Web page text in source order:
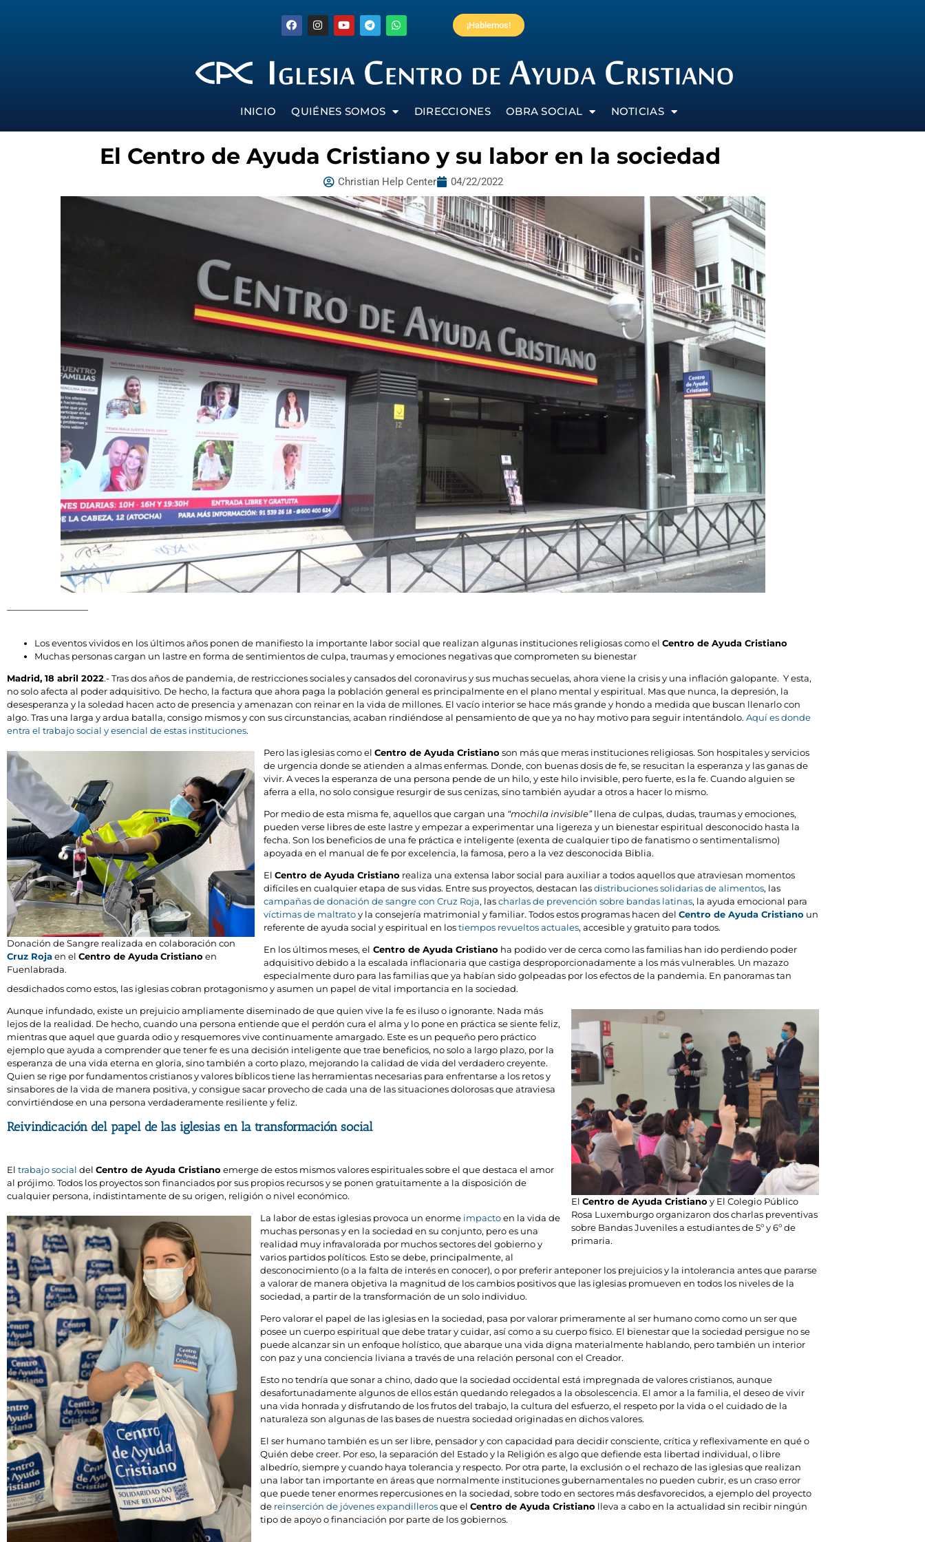
¡Hablemos!
INICIO QUIÉNES SOMOS DIRECCIONES OBRA SOCIAL NOTICIAS
El Centro de Ayuda Cristiano y su labor en la sociedad
Christian Help Center 04/22/2022
Los eventos vividos en los últimos años ponen de manifiesto la importante labor social que realizan algunas instituciones religiosas como el Centro de Ayuda Cristiano
Muchas personas cargan un lastre en forma de sentimientos de culpa, traumas y emociones negativas que comprometen su bienestar
Madrid, 18 abril 2022.- Tras dos años de pandemia, de restricciones sociales y cansados del coronavirus y sus muchas secuelas, ahora viene la crisis y una inflación galopante. Y esta,
no solo afecta al poder adquisitivo. De hecho, la factura que ahora paga la población general es principalmente en el plano mental y espiritual. Mas que nunca, la depresión, la
desesperanza y la soledad hacen acto de presencia y amenazan con reinar en la vida de millones. El vacío interior se hace más grande y hondo a medida que buscan llenarlo con
algo. Tras una larga y ardua batalla, consigo mismos y con sus circunstancias, acaban rindiéndose al pensamiento de que ya no hay motivo para seguir intentándolo. Aquí es donde
entra el trabajo social y esencial de estas instituciones.
Donación de Sangre realizada en colaboración con
Cruz Rojaen el Centro de AyudaCristiano en
Fuenlabrada.
Pero las iglesias como el Centro de Ayuda Cristiano son más que meras instituciones religiosas. Son hospitales y servicios
de urgencia donde se atienden a almas enfermas. Donde, con buenas dosis de fe, se resucitan la esperanza y las ganas de
vivir. A veces la esperanza de una persona pende de un hilo, y este hilo invisible, pero fuerte, es la fe. Cuando alguien se
aferra a ella, no solo consigue resurgir de sus cenizas, sino también ayudar a otros a hacer lo mismo.
Por medio de esta misma fe, aquellos que cargan una “mochila invisible”llena de culpas, dudas, traumas y emociones,
pueden verse libres de este lastre y empezar a experimentar una ligereza y un bienestar espiritual desconocido hasta la
fecha. Son los beneficios de una fe práctica e inteligente (exenta de cualquier tipo de fanatismo o sentimentalismo)
apoyada en el manual de fe por excelencia, la famosa, pero a la vez desconocida Biblia.
El Centro de Ayuda Cristiano realiza una extensa labor social para auxiliar a todos aquellos que atraviesan momentos
difíciles en cualquier etapa de sus vidas. Entre sus proyectos, destacan lasdistribuciones solidarias de alimentos, las
campañas de donación de sangre con Cruz Roja, lascharlas de prevención sobre bandas latinas, la ayuda emocional para
víctimas de maltratoy la consejería matrimonial y familiar. Todos estos programas hacen del Centro de Ayuda Cristiano un
referente de ayuda social y espiritual en lostiempos revueltos actuales, accesible y gratuito para todos.
En los últimos meses, el Centro de Ayuda Cristiano ha podido ver de cerca como las familias han ido perdiendo poder
adquisitivo debido a la escalada inflacionaria que castiga desproporcionadamente a los más vulnerables. Un mazazo
especialmente duro para las familias que ya habían sido golpeadas por los efectos de la pandemia. En panoramas tan
desdichados como estos, las iglesias cobran protagonismo y asumen un papel de vital importancia en la sociedad.
El Centro de Ayuda Cristiano y El Colegio Público
Rosa Luxemburgo organizaron dos charlas preventivas
sobre Bandas Juveniles a estudiantes de 5º y 6º de
primaria.
Aunque infundado, existe un prejuicio ampliamente diseminado de que quien vive la fe es iluso o ignorante. Nada más
lejos de la realidad. De hecho, cuando una persona entiende que el perdón cura el alma y lo pone en práctica se siente feliz,
mientras que aquel que guarda odio y resquemores vive continuamente amargado. Este es un pequeño pero práctico
ejemplo que ayuda a comprender que tener fe es una decisión inteligente que trae beneficios, no solo a largo plazo, por la
esperanza de una vida eterna en gloria, sino también a corto plazo, mejorando la calidad de vida del verdadero creyente.
Quien se rige por fundamentos cristianos y valores bíblicos tiene las herramientas necesarias para enfrentarse a los retos y
sinsabores de la vida de manera positiva, y consigue sacar provecho de cada una de las situaciones dolorosas que atraviesa
convirtiéndose en una persona verdaderamente resiliente y feliz.
Reivindicación del papel de las iglesias en la transformación social
El trabajo social del Centro de Ayuda Cristiano emerge de estos mismos valores espirituales sobre el que destaca el amor
al prójimo. Todos los proyectos son financiados por sus propios recursos y se ponen gratuitamente a la disposición de
cualquier persona, indistintamente de su origen, religión o nivel económico.
La labor de estas iglesias provoca un enorme impactoen la vida de
muchas personas y en la sociedad en su conjunto, pero es una
realidad muy infravalorada por muchos sectores del gobierno y
varios partidos políticos. Esto se debe, principalmente, al
desconocimiento (o a la falta de interés en conocer), o por preferir anteponer los prejuicios y la intolerancia antes que pararse
a valorar de manera objetiva la magnitud de los cambios positivos que las iglesias promueven en todos los niveles de la
sociedad, a partir de la transformación de un solo individuo.
Pero valorar el papel de las iglesias en la sociedad, pasa por valorar primeramente al ser humano como como un ser que
posee un cuerpo espiritual que debe tratar y cuidar, así como a su cuerpo físico. El bienestar que la sociedad persigue no se
puede alcanzar sin un enfoque holístico, que abarque una vida digna materialmente hablando, pero también un interior
con paz y una conciencia liviana a través de una relación personal con el Creador.
Esto no tendría que sonar a chino, dado que la sociedad occidental está impregnada de valores cristianos, aunque
desafortunadamente algunos de ellos están quedando relegados a la obsolescencia. El amor a la familia, el deseo de vivir
una vida honrada y disfrutando de los frutos del trabajo, la cultura del esfuerzo, el respeto por la vida o el cuidado de la
naturaleza son algunas de las bases de nuestra sociedad originadas en dichos valores.
El ser humano también es un ser libre, pensador y con capacidad para decidir consciente, crítica y reflexivamente en qué o
Quién debe creer. Por eso, la separación del Estado y la Religión es algo que defiende esta libertad individual, o libre
albedrío, siempre y cuando haya tolerancia y respecto. Por otra parte, la exclusión o el rechazo de las iglesias que realizan
una labor tan importante en áreas que normalmente instituciones gubernamentales no pueden cubrir, es un craso error
que puede tener enormes repercusiones en la sociedad, sobre todo en sectores más desfavorecidos, a ejemplo del proyecto
de reinserción de jóvenes expandillerosque el Centro de Ayuda Cristiano lleva a cabo en la actualidad sin recibir ningún
tipo de apoyo o financiación por parte de los gobiernos.